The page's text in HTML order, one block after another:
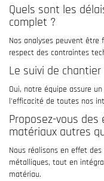
Quels sont les
complet ?
Nos analyses peuvent être
respect des contraintes
Le suivi de
Oui, notre équipe assure
l'efficacité de toutes nos
Proposez-vous
matériaux autres
Nous réalisons en effet
métalliques, tout en
matériau.